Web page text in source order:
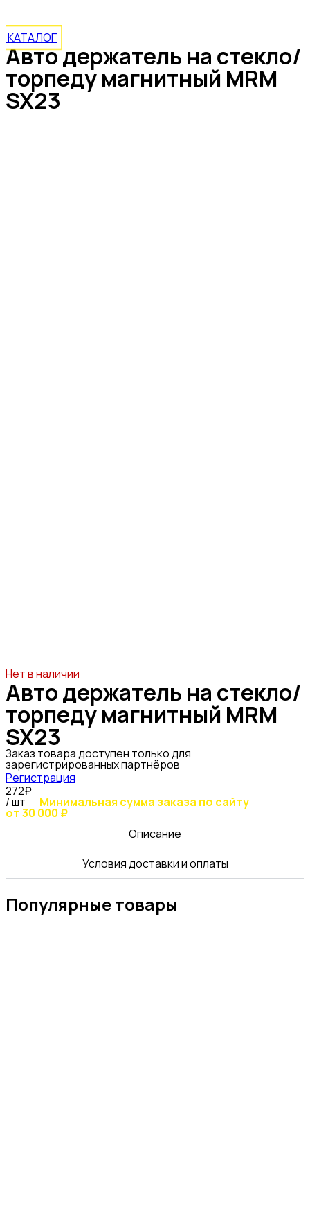
КАТАЛОГ
Авто держатель на стекло/
торпеду магнитный MRM
SX23
Нет в наличии
Авто держатель на стекло/
торпеду магнитный MRM
SX23
Заказ товара доступен только для
зарегистрированных партнёров
Регистрация
272₽
/ шт Минимальная сумма заказа по сайту
от 30 000 ₽
Описание
Условия доставки и оплаты
Популярные товары